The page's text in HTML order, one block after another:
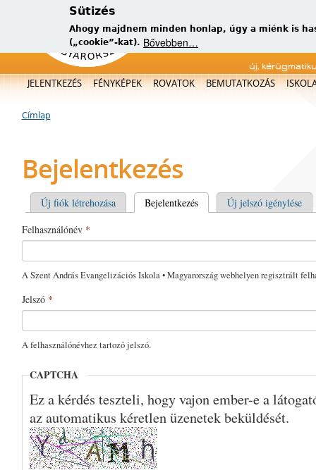
Sütizés
Ahogy majdnem minden honlap, úgy a miénk is
(„cookie”-kat). Bővebben…
új,
Főmenü
JELENTKEZÉS FÉNYKÉPEK ROVATOK BEMUTATKOZÁS
Jelenlegi hely
Címlap
Bejelentkezés
Elsődleges fülek
Új fiók létrehozása Bejelentkezés(aktív fül)Új jelszó igénylése
Felhasználónév *
A Szent András Evangelizációs Iskola • Magyarország webhelyen regisztrált
Jelszó *
A felhasználónévhez tartozó jelszó.
CAPTCHA
Ez a kérdés teszteli, hogy vajon ember-e a
az automatikus kéretlen üzenetek beküldését.